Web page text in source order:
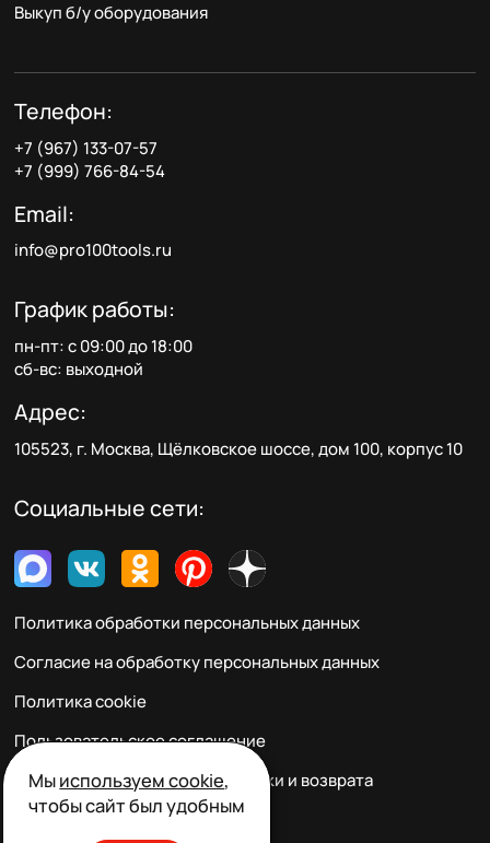
Выкуп б/у оборудования
Телефон:
+7 (967) 133-07-57
+7 (999) 766-84-54
Email:
info@pro100tools.ru
График работы:
пн-пт: с 09:00 до 18:00
сб-вс: выходной
Адрес:
105523, г. Москва, Щёлковское шоссе, дом 100, корпус 10
Социальные сети:
Политика обработки персональных данных
Согласие на обработку персональных данных
Политика cookie
Пользовательское соглашение
Правила заказа, оплаты, доставки и возврата
Реквизиты и контакты
Мыиспользуем cookie,
чтобы сайт был удобным